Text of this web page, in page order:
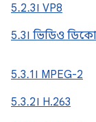
5.2.3। VP8
5.3। ভিডিও
5.3.1। MPEG-2
5.3.2। H.263